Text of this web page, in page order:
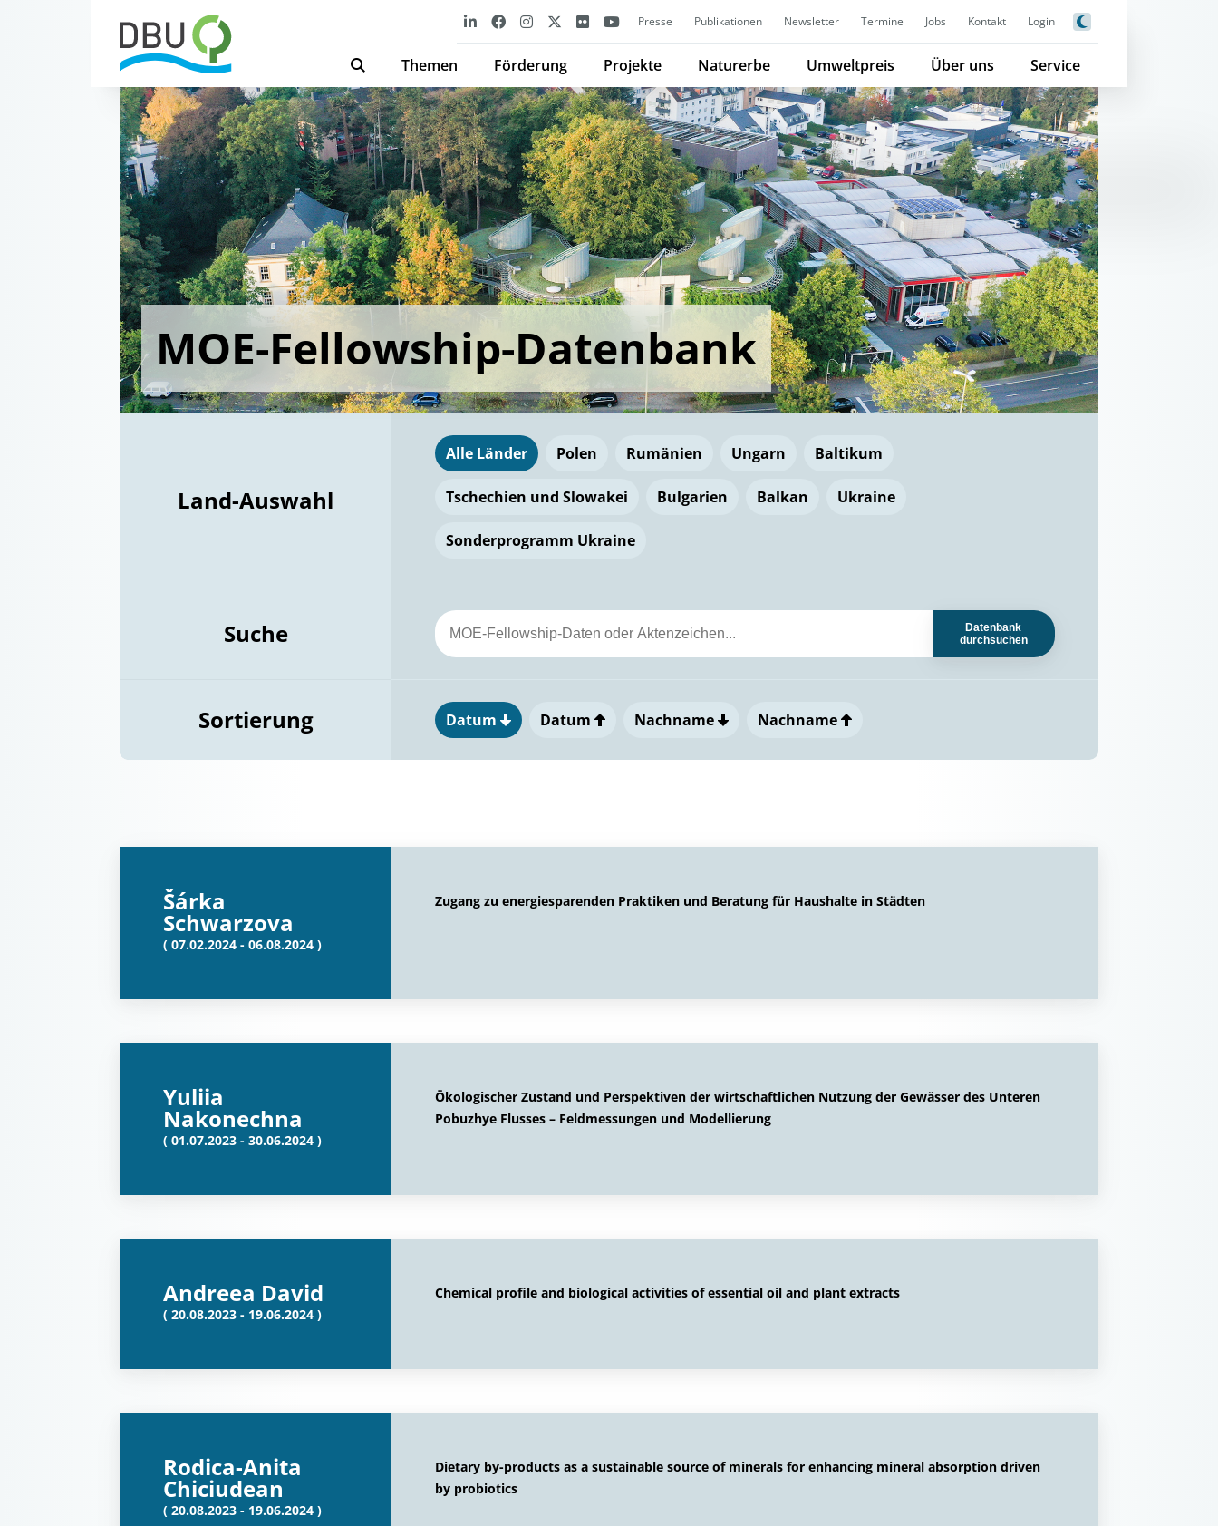
Presse Publikationen Newsletter Termine Jobs Kontakt Login
Themen Förderung Projekte Naturerbe Umweltpreis Über uns Service
MOE-Fellowship-Datenbank
Land-Auswahl
Alle Länder Polen Rumänien Ungarn Baltikum
Tschechien und Slowakei Bulgarien Balkan Ukraine
Sonderprogramm Ukraine
Suche
Datenbank
durchsuchen
Sortierung Datum Datum Nachname Nachname
Šárka
Schwarzova
( 07.02.2024 - 06.08.2024 )
Zugang zu energiesparenden Praktiken und Beratung für Haushalte in Städten
Yuliia
Nakonechna
( 01.07.2023 - 30.06.2024 )
Ökologischer Zustand und Perspektiven der wirtschaftlichen Nutzung der Gewässer des Unteren
Pobuzhye Flusses – Feldmessungen und Modellierung
Andreea David
( 20.08.2023 - 19.06.2024 )
Chemical profile and biological activities of essential oil and plant extracts
Rodica-Anita
Chiciudean
( 20.08.2023 - 19.06.2024 )
Dietary by-products as a sustainable source of minerals for enhancing mineral absorption driven
by probiotics